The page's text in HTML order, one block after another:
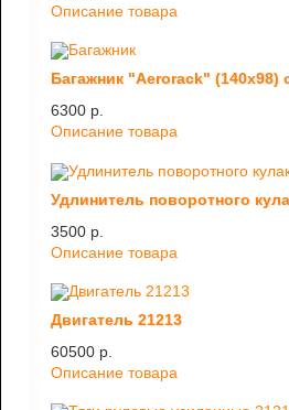
Описание товара
Багажник "Aerorack" (140х98)
6300 p.
Описание товара
Удлинитель поворотного
3500 p.
Описание товара
Двигатель 21213
60500 p.
Описание товара